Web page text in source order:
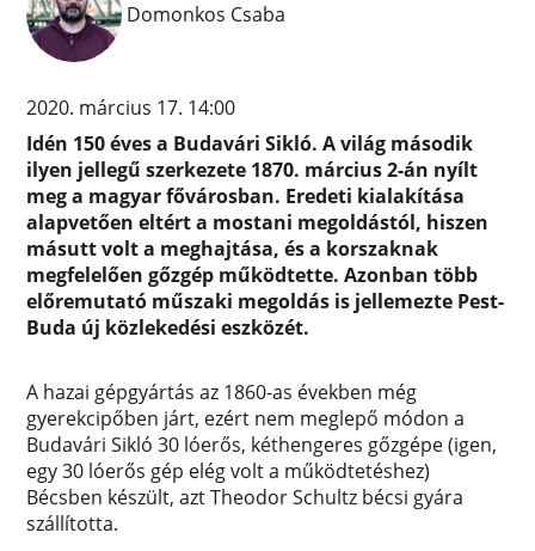
Domonkos Csaba
2020. március 17. 14:00
Idén 150 éves a Budavári Sikló. A világ második
ilyen jellegű szerkezete 1870. március 2-án nyílt
meg a magyar fővárosban. Eredeti kialakítása
alapvetően eltért a mostani megoldástól, hiszen
másutt volt a meghajtása, és a korszaknak
megfelelően gőzgép működtette. Azonban több
előremutató műszaki megoldás is jellemezte Pest-
Buda új közlekedési eszközét.
A hazai gépgyártás az 1860-as években még
gyerekcipőben járt, ezért nem meglepő módon a
Budavári Sikló 30 lóerős, kéthengeres gőzgépe (igen,
egy 30 lóerős gép elég volt a működtetéshez)
Bécsben készült, azt Theodor Schultz bécsi gyára
szállította.